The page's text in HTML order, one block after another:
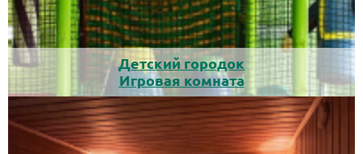
Детский городок
Игровая комната